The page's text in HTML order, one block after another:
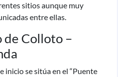
sitios aunque muy
entre ellas.
de Colloto –
inicio se sitúa en el “Puente